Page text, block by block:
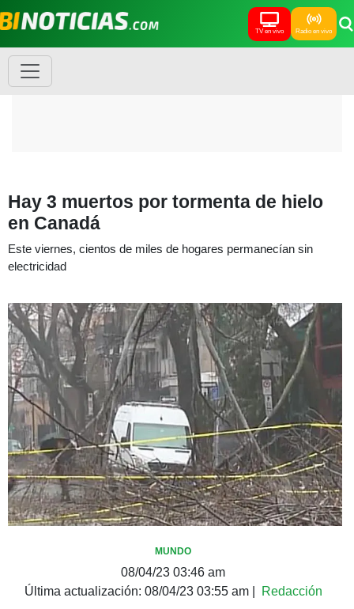
TV en vivo Radio en vivo
Hay 3 muertos por tormenta de hielo
en Canadá
Este viernes, cientos de miles de hogares permanecían sin
electricidad
MUNDO
08/04/23 03:46 am
Última actualización: 08/04/23 03:55 am| Redacción